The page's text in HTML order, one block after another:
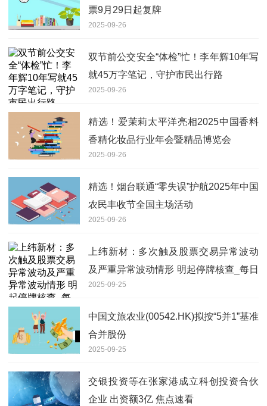
票9月29日起复牌
2025-09-26
双节前公交安全“体检”忙！李年辉10年写
就45万字笔记，守护市民出行路
2025-09-26
精选！爱茉莉太平洋亮相2025中国香料
香精化妆品行业年会暨精品博览会
2025-09-26
精选！烟台联通“零失误”护航2025年中国
农民丰收节全国主场活动
2025-09-26
上纬新材：多次触及股票交易异常波动
及严重异常波动情形 明起停牌核查_每日
视点
2025-09-25
中国文旅农业(00542.HK)拟按“5并1”基准
合并股份
2025-09-25
交银投资等在张家港成立科创投资合伙
企业 出资额3亿 焦点速看